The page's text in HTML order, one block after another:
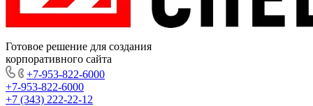
Готовое решение для создания
корпоративного сайта
+7-953-822-6000
+7-953-822-6000
+7 (343) 222-22-12